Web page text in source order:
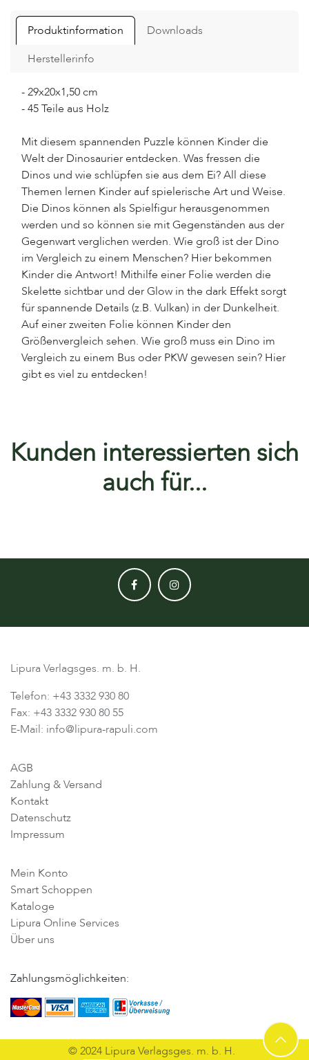
Produktinformation
Downloads
Herstellerinfo
- 29x20x1,50 cm
- 45 Teile aus Holz
Mit diesem spannenden Puzzle können Kinder die
Welt der Dinosaurier entdecken. Was fressen die
Dinos und wie schlüpfen sie aus dem Ei? All diese
Themen lernen Kinder auf spielerische Art und Weise.
Die Dinos können als Spielfigur herausgenommen
werden und so können sie mit Gegenständen aus der
Gegenwart verglichen werden. Wie groß ist der Dino
im Vergleich zu einem Menschen? Hier bekommen
Kinder die Antwort! Mithilfe einer Folie werden die
Skelette sichtbar und der Glow in the dark Effekt sorgt
für spannende Details (z.B. Vulkan) in der Dunkelheit.
Auf einer zweiten Folie können Kinder den
Größenvergleich sehen. Wie groß muss ein Dino im
Vergleich zu einem Bus oder PKW gewesen sein? Hier
gibt es viel zu entdecken!
Kunden interessierten sich
auch für...
Lipura Verlagsges. m. b. H.
Telefon: +43 3332 930 80
Fax: +43 3332 930 80 55
E-Mail: info@lipura-rapuli.com
AGB
Zahlung & Versand
Kontakt
Datenschutz
Impressum
Mein Konto
Smart Schoppen
Kataloge
Lipura Online Services
Über uns
Zahlungsmöglichkeiten:
© 2024 Lipura Verlagsges. m. b. H.